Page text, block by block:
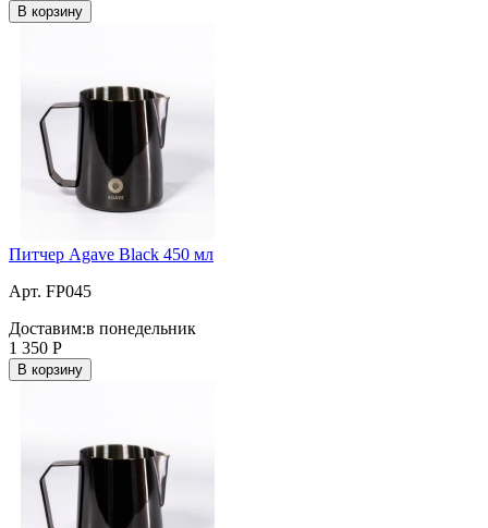
В корзину
Питчер Agave Black 450 мл
Арт. FP045
Доставим:в понедельник
1 350 Р
В корзину